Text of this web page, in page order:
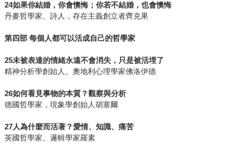
24如果你結婚，你會懊悔；你若不結婚，也會懊悔
丹麥哲學家、詩人，存在主義創立者齊克果
第四部 每個人都可以活成自己的哲學家
25未被表達的情緒永遠不會消失，只是被活埋了
精神分析學創始人、奧地利心理學家佛洛伊德
26如何看見事物的本質？觀察與分析
德國哲學家，現象學創始人胡塞爾
27人為什麼而活著？愛情、知識、痛苦
英國哲學家、邏輯學家羅素